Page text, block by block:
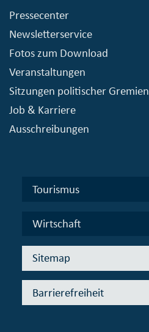
Pressecenter
Newsletterservice
Fotos zum Download
Veranstaltungen
Sitzungen politischer Gremien
Job & Karriere
Ausschreibungen
Tourismus
Wirtschaft
Sitemap
Barrierefreiheit